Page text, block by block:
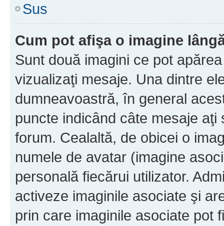
Sus
Cum pot afişa o imagine
Sunt două imagini ce pot
vizualizaţi mesaje. Una dintre
dumneavoastră, în general
puncte indicând câte mesaje
forum. Cealaltă, de obicei o
numele de avatar (imagine
personală fiecărui utilizator.
activeze imaginile asociate şi
prin care imaginile asociate pot